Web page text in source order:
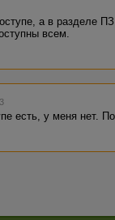
а в разделе
всем.
есть, у меня нет.